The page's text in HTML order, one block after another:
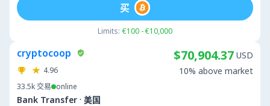
Limits: €100 - €10,000
买
cryptocoop
4.96
33.5k交易 online
Bank Transfer · 美国
$70,904.37 USD
10% above market